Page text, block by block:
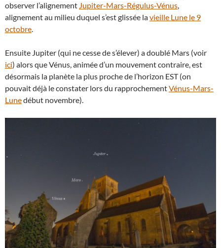
observer l’alignement Jupiter-Mars-Régulus-Vénus,
alignement au milieu duquel s’est glissée lavieille Lune le 9
octobre.
Ensuite Jupiter (qui ne cesse de s’élever) a doublé Mars (voir
ici) alors que Vénus, animée d’un mouvement contraire, est
désormais la planète la plus proche de l’horizon EST (on
pouvait déjà le constater lors du rapprochementVénus-Mars-
Lunedébut novembre).